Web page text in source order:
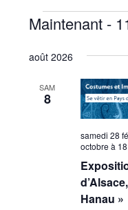
Maintenant -
une
août 2026
SAM
8
Hanau »
samedi 28
octobre à